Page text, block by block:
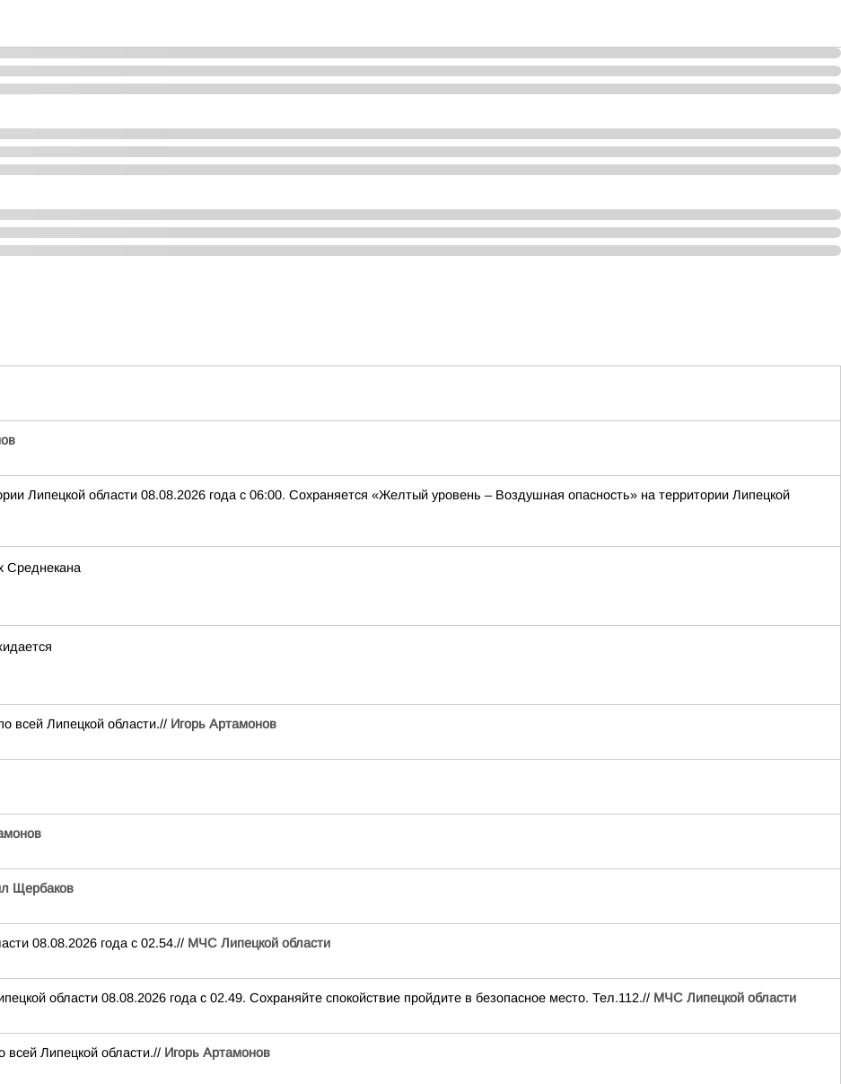
Липецкой области 08.08.2026 года с 06:00. Сохраняется «Желтый уровень – Воздушная опасность» на территории Липецкой
Среднекана
всей Липецкой области.// Игорь Артамонов
Щербаков
08.08.2026 года с 02.54.// МЧС Липецкой области
области 08.08.2026 года с 02.49. Сохраняйте спокойствие пройдите в безопасное место. Тел.112.// МЧС Липецкой области
всей Липецкой области.// Игорь Артамонов